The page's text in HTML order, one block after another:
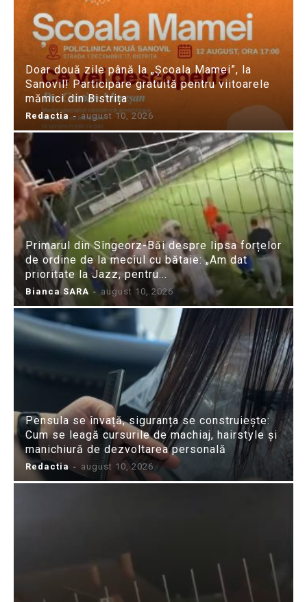
Doar două zile până la „Școala Mamei”, la
Sanovil! Participare gratuită pentru viitoarele
mămici din Bistrița
Redactia - august 10, 2026
Primarul din Sîngeorz-Băi despre lipsa forțelor
de ordine de la meciul cu bătaie: „Am dat
prioritate la Jazz, pentru...
Bianca SARA - august 10, 2026
Pensula se învață, siguranța se construiește:
Cum se leagă cursurile de machiaj, hairstyle și
manichiură de dezvoltarea personală
Redactia - august 10, 2026